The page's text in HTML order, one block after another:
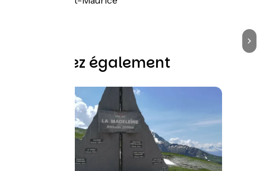
Découvrez également